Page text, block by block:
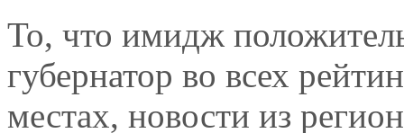
То, что имидж
губернатор во всех
местах, новости из